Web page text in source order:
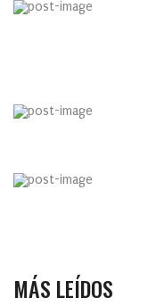
MÁS LEÍDOS